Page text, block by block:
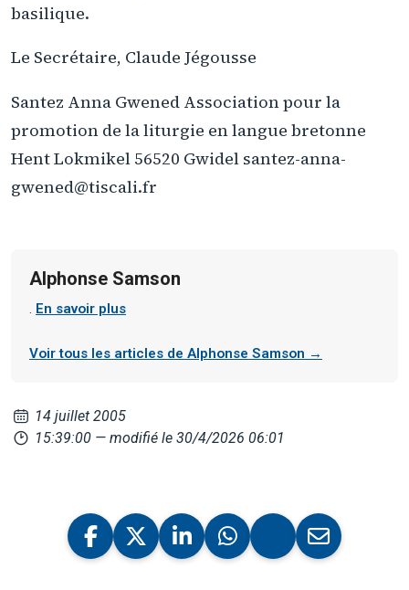
basilique.
Le Secrétaire, Claude Jégousse
Santez Anna Gwened Association pour la
promotion de la liturgie en langue bretonne
Hent Lokmikel 56520 Gwidel santez-anna-
gwened@tiscali.fr
Alphonse Samson
En savoir plus
Voir tous les articles de Alphonse Samson →
14 juillet 2005
15:39:00 — modifié le 30/4/2026 06:01